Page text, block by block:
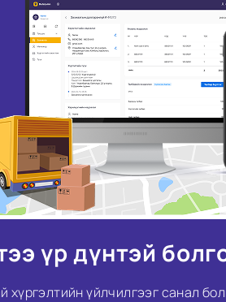
үр дүнтэй
хүргэлтийн үйлчилгээг санал